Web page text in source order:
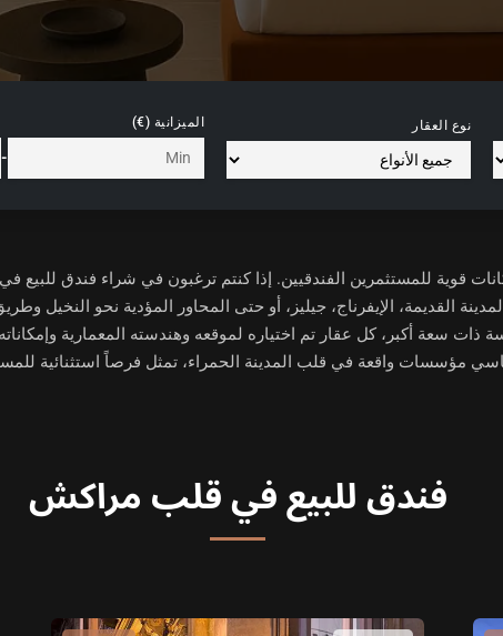
نوع العقار الميزانية (€)
-
قوية للمستثمرين الفندقيين. إذا كنتم ترغبون في شراء فندق للبيع
القديمة، الإيفرناج، جيليز، أو حتى المحاور المؤدية نحو النخيل
ذات سعة أكبر، كل عقار تم اختياره لموقعه وهندسته المعمارية وإمكاناته
مؤسسات واقعة في قلب المدينة الحمراء، تمثل فرصاً استثنائية
فندق للبيع في قلب مراكش